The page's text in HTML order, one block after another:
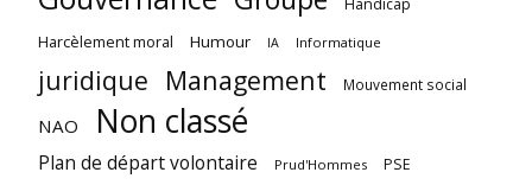
Handicap
Harcèlement moral Humour IA Informatique
juridique Management Mouvement social
NAO Non classé
Plan de départ volontaire Prud'Hommes PSE